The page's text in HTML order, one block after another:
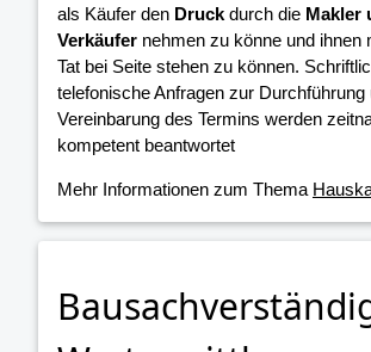
als Käufer den Druckdurch die Makler
Verkäufer nehmen zu könne und ihnen
Tat bei Seite stehen zu können.
telefonische Anfragen zur Durchführung
Vereinbarung des Termins werden
kompetent beantwortet
Mehr Informationen zum Thema